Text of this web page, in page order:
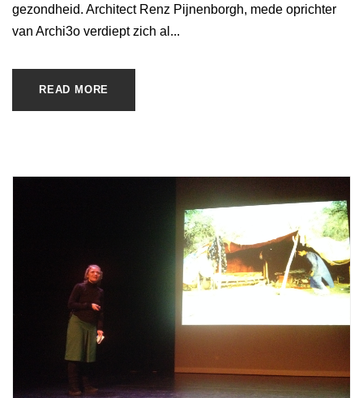
gezondheid. Architect Renz Pijnenborgh, mede oprichter
van Archi3o verdiept zich al...
READ MORE